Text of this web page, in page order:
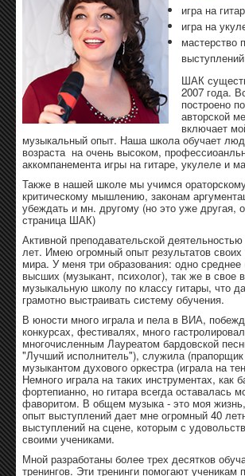
игра на
игра на
мастерство
ШАК
2007 года.
построено
авторской
включает
музыкальный опыт. Наша школа обучает
возраста на очень высоком,
аккомпанемента игры на гитаре, укулеле и
Также в нашей школе мы учимся
критическому мышлению, законам
убеждать и мн. другому (но это уже другая,
страница ШАК)
Активной преподавательской
лет. Имею огромный опыт результатов своих
мира. У меня три образования: одно
высших (музыкант, психолог), так же в свое
музыкальную школу по классу гитары, что
грамотно выстраивать систему обучения.
В юности много играла и пела в ВИА,
конкурсах, фестивалях, много
многочисленным Лауреатом бардовской
"Лучший исполнитель"), служила
музыкантом духового оркестра (играла на
Немного играла на таких инструментах, как
фортепианно, но гитара всегда оставалась
фаворитом. В общем музыка - это моя
опыт выступлений дает мне огромный 40
выступлений на сцене, которым с
своими учениками.
Мной разработаны более трех десятков
тренингов. Эти тренинги помогают ученикам